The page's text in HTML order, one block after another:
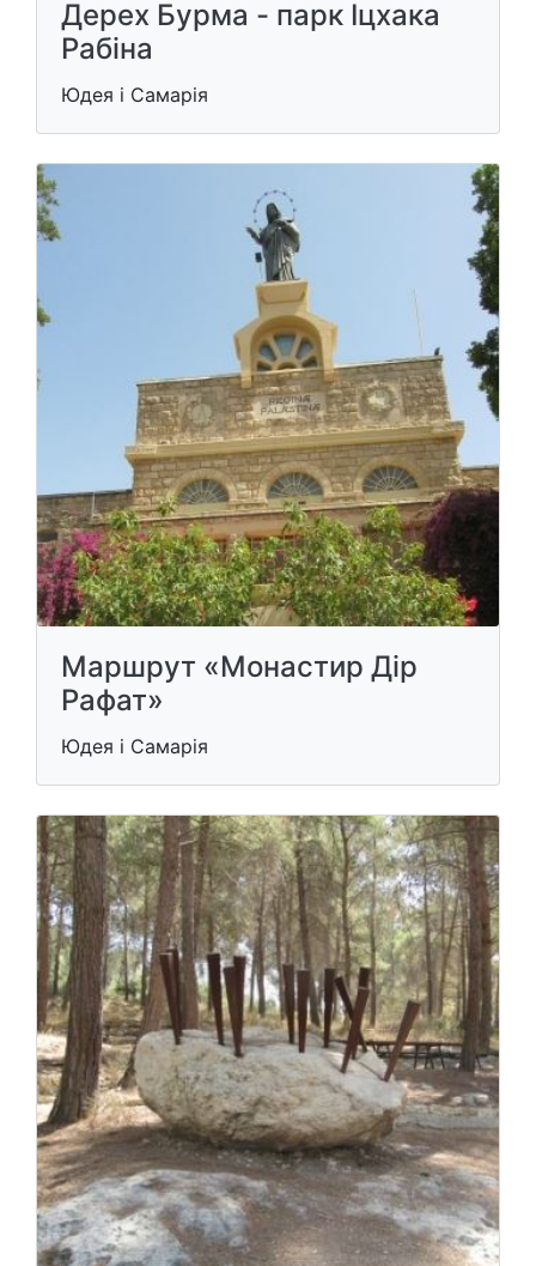
Дерех Бурма - парк Іцхака
Рабіна
Юдея і Самарія
Маршрут «Монастир Дір
Рафат»
Юдея і Самарія